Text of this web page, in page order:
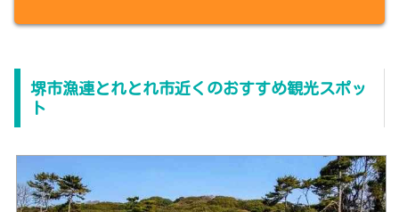
堺市漁連とれとれ市近くのおすすめ観光スポッ
ト